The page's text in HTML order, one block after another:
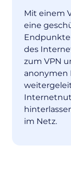
Mit einem
eine
des
zum VPN
anonymen
im Netz.